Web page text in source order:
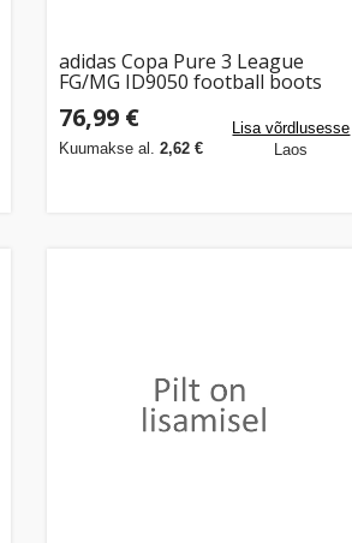
adidas Copa Pure 3 League
FG/MG ID9050 football boots
76,99 €
Kuumakse al. 2,62 €
Lisa võrdlusesse
Laos